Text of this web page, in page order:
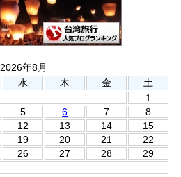
2026年8月
水 木 金
土
1
5 6 7
8
12 13 14
15
19 20 21
22
26 27 28
29